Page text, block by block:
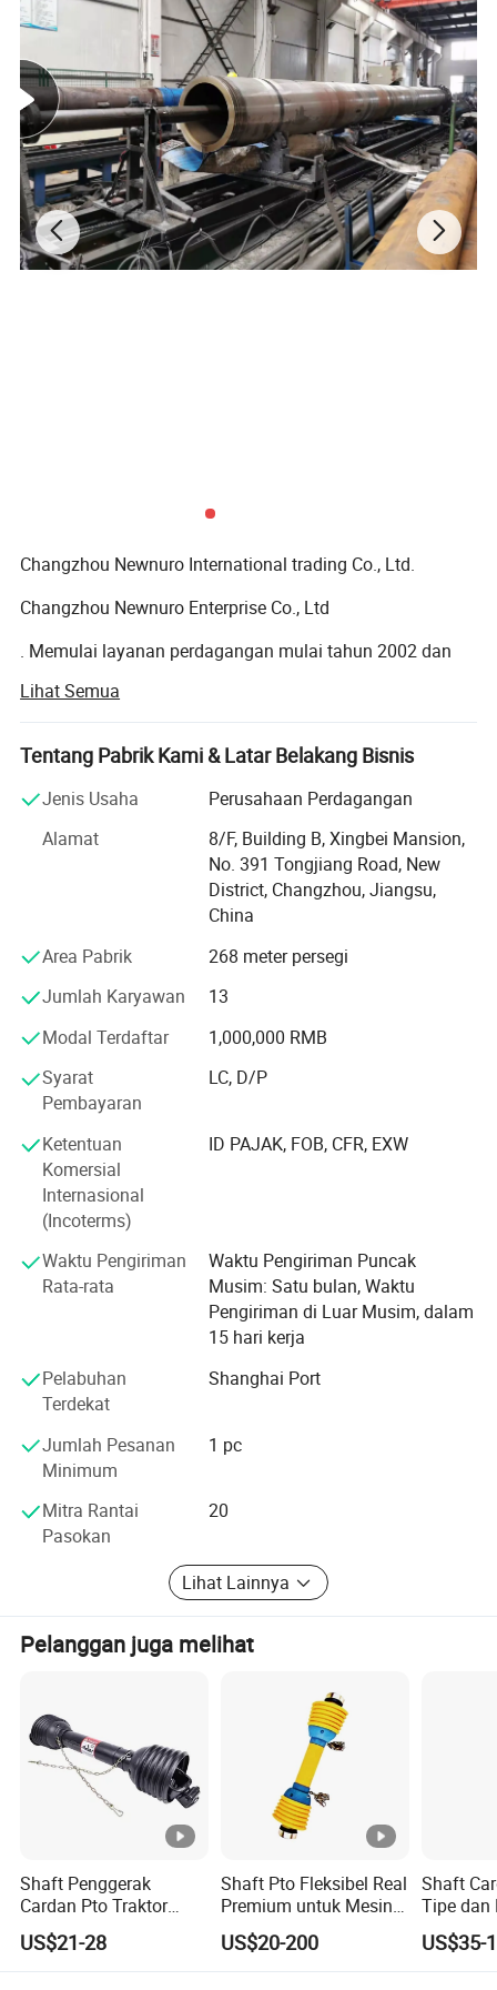
Changzhou Newnuro International trading Co., Ltd.
Changzhou Newnuro Enterprise Co., Ltd
. Memulai layanan perdagangan mulai tahun 2002 dan
adalah pemasok suku cadang untuk aplikasi silinder
hidrolik dan silinder pneumatik. Selain 3000 komponen
standar, kami juga menawarkan artikel atau rakitan
Produk utamanya:
--- Perakitan silinder dan komponen hidraulik
--- aksesori silinder Pneumatic
pertanian
-- Poros PTO atas mesin Pertanian
-- Gigi dan Gigi BOX
---Farm Blade
Kami mendapatkan sertifikasi sistem manajemen kualitas
ISO 9001: 2000 September 2006.
Dengan staf ahli teknik dan salesman internasional yang
berpengalaman, Changzhou Newnuro memperoleh
pelanggan dari pasar global, produk-produk tersebut
sangat menarik untuk Aisa, Europe, North America, South
Dengan kontrol kualitas yang ketat sebelum pengiriman
selama produksi, kami menyediakan produk dengan
kualitas dan harga yang kompetitif.
Kami tahu apa yang diharapkan pelanggan. Kualitas saja
bukan satu-satunya kriteria, fleksibilitas, dan layanan
yang juga menjadikan pemasok sebuah mitra.
Lihat Semua
Tentang Pabrik Kami & Latar Belakang Bisnis
Jenis Usaha
Perusahaan Perdagangan
Alamat
8/F, Building B, Xingbei Mansion,
No. 391 Tongjiang Road, New
District, Changzhou, Jiangsu,
China
Area Pabrik
268 meter persegi
Jumlah Karyawan
13
Modal Terdaftar
1,000,000 RMB
Syarat
Pembayaran
LC, D/P
Ketentuan
Komersial
Internasional
(Incoterms)
ID PAJAK, FOB, CFR, EXW
Waktu Pengiriman
Rata-rata
Waktu Pengiriman Puncak
Musim: Satu bulan, Waktu
Pengiriman di Luar Musim, dalam
15 hari kerja
Pelabuhan
Terdekat
Shanghai Port
Jumlah Pesanan
Minimum
1 pc
Mitra Rantai
Pasokan
20
Lihat Lainnya
Pelanggan juga melihat
Shaft Penggerak
Cardan Pto Traktor
Harga Pabrik Terlaris
US$21-28
Shaft Pto Fleksibel Real
Premium untuk Mesin
Pertanian
US$20-200
Shaft
Tipe dan
US$35-